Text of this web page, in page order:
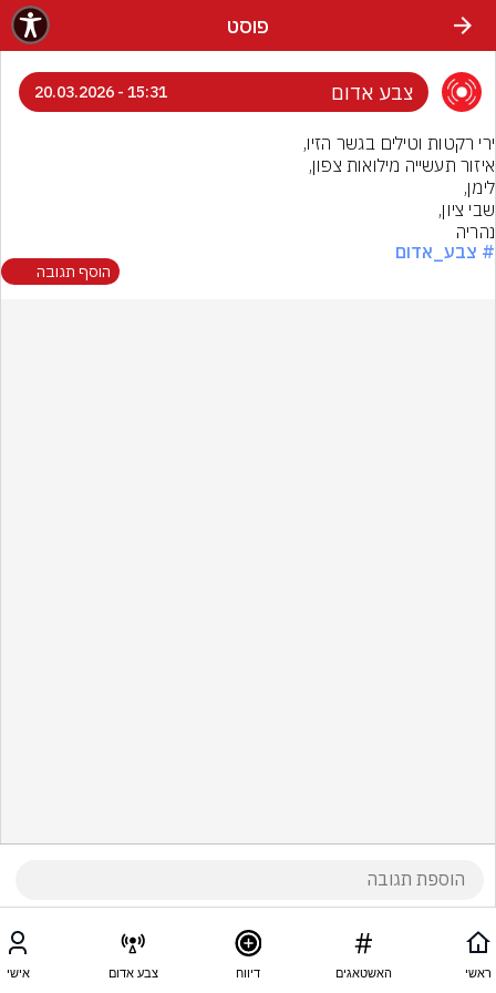
פוסט
צבע אדום 15:31 - 20.03.2026
נהריה
# צבע_אדום
הוסף תגובה
ראשי האשטאגים דיווח צבע אדום אישי